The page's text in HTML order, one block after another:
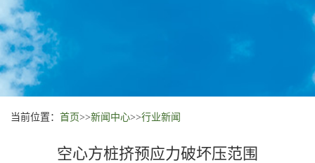
当前位置： 首页>>新闻中心>>行业新闻
空心方桩挤预应力破坏压范围